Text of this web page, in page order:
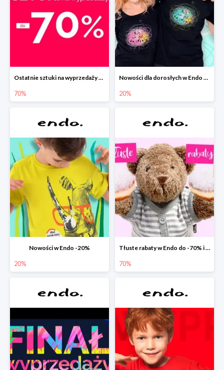
Ostatnie sztuki na wyprzedaży w Endo do -70%
70%
Nowości dla dorosłych w Endo -20%
20%
Nowości w Endo -20%
20%
Tłuste rabaty w Endo do -70% i extra -20% na wszystko
70%